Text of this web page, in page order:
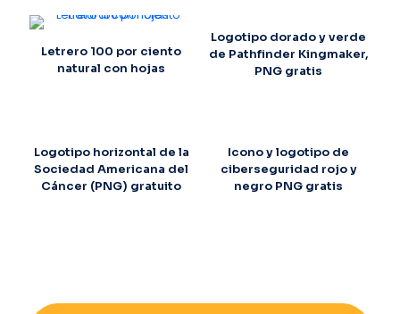
Letrero 100 por ciento
natural con hojas
Logotipo dorado y verde
de Pathfinder Kingmaker,
PNG gratis
Logotipo horizontal de la
Sociedad Americana del
Cáncer (PNG) gratuito
Icono y logotipo de
ciberseguridad rojo y
negro PNG gratis